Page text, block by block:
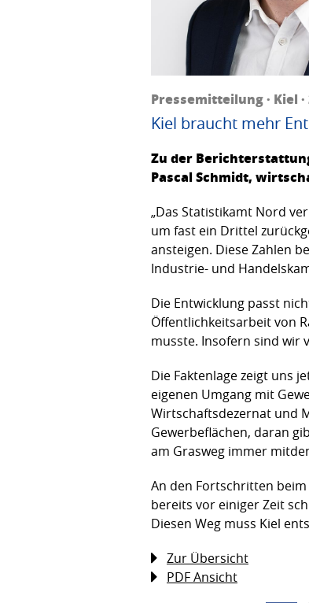
Pressemitteilung · Kiel ·
Kiel braucht mehr
Zu der
Pascal Schmidt,
„Das Statistikamt Nord
um fast ein Drittel
ansteigen. Diese Zahlen
Industrie- und
Die Entwicklung passt
Öffentlichkeitsarbeit von
musste. Insofern sind wir
Die Faktenlage zeigt uns
eigenen Umgang mit
Wirtschaftsdezernat und
Gewerbeflächen, daran
am Grasweg immer
An den Fortschritten
bereits vor einiger Zeit
Diesen Weg muss Kiel
Zur Übersicht
PDF Ansicht